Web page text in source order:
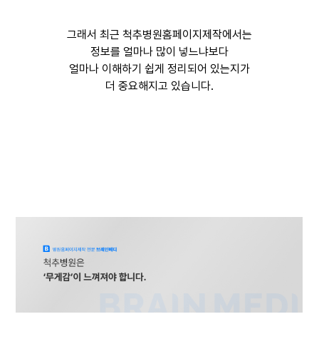
그래서 최근 척추병원홈페이지제작에서는
정보를 얼마나 많이 넣느냐보다
얼마나 이해하기 쉽게 정리되어 있는지가
더 중요해지고 있습니다.